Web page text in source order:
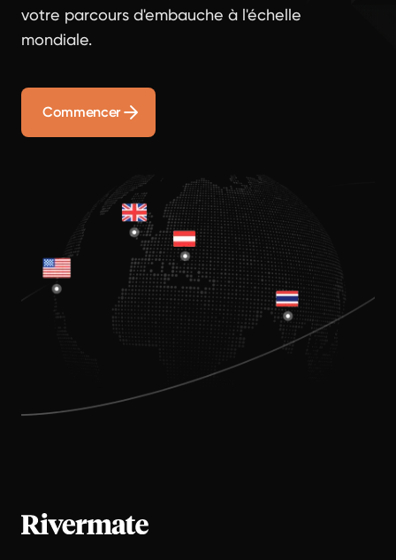
votre parcours d'embauche à l'échelle
mondiale.
Commencer